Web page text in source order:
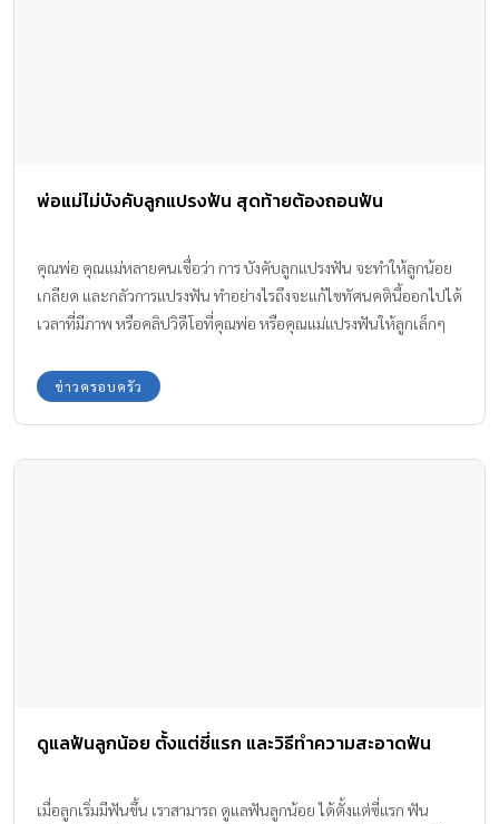
พ่อแม่ไม่บังคับลูกแปรงฟัน สุดท้ายต้องถอนฟัน
คุณพ่อ คุณแม่หลายคนเชื่อว่า การ บังคับลูกแปรงฟัน จะทำให้ลูกน้อย
เกลียด และกลัวการแปรงฟัน ทำอย่างไรถึงจะแก้ไขทัศนคตินี้ออกไปได้
เวลาที่มีภาพ หรือคลิปวิดีโอที่คุณพ่อ หรือคุณแม่แปรงฟันให้ลูกเล็กๆ
ดี ข่าวครอบครัว
ดูแลฟันลูกน้อย ตั้งแต่ซี่แรก และวิธีทำความสะอาดฟัน
เมื่อลูกเริ่มมีฟันขึ้น เราสามารถ ดูแลฟันลูกน้อย ได้ตั้งแต่ซี่แรก ฟัน